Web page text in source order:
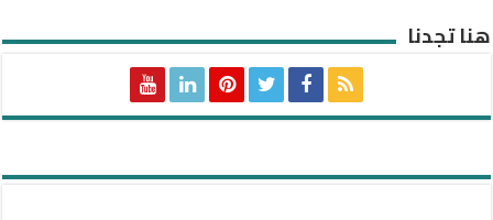
هنا تجدنا